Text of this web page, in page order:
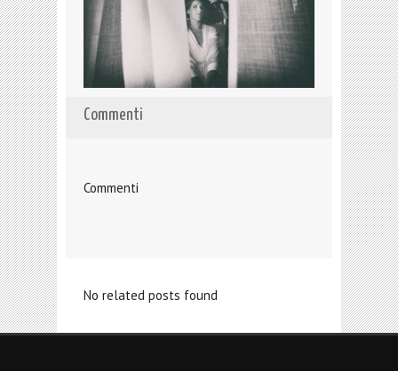
Commenti
Commenti
No related posts found